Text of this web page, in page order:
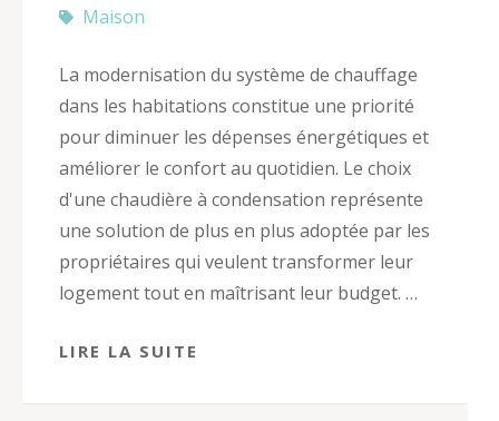
Maison
La modernisation du système de chauffage
dans les habitations constitue une priorité
pour diminuer les dépenses énergétiques et
améliorer le confort au quotidien. Le choix
d'une chaudière à condensation représente
une solution de plus en plus adoptée par les
propriétaires qui veulent transformer leur
logement tout en maîtrisant leur budget. …
LIRE LA SUITE